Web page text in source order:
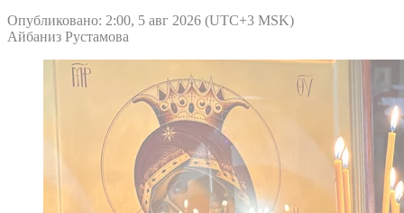
Опубликовано: 2:00, 5 авг 2026 (UTC+3 MSK)
Айбаниз Рустамова